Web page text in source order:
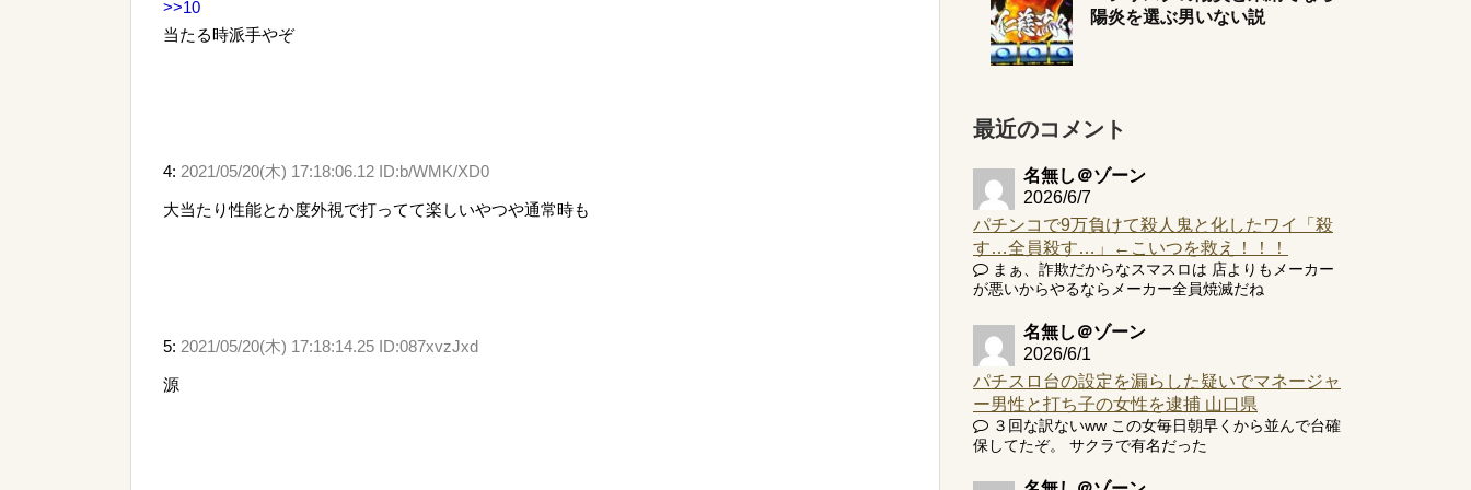
>>10
当たる時派手やぞ
4: 2021/05/20(木) 17:18:06.12 ID:b/WMK/XD0
大当たり性能とか度外視で打ってて楽しいやつや通常時も
5: 2021/05/20(木) 17:18:14.25 ID:087xvzJxd
源
陽炎を選ぶ男いない説
最近のコメント
名無し＠ゾーン
2026/6/7
パチンコで9万負けて殺人鬼と化したワイ「殺
す…全員殺す…」←こいつを救え！！！
まぁ、詐欺だからなスマスロは 店よりもメーカー
が悪いからやるならメーカー全員焼滅だね
名無し＠ゾーン
2026/6/1
パチスロ台の設定を漏らした疑いでマネージャ
ー男性と打ち子の女性を逮捕 山口県
３回な訳ないww この女毎日朝早くから並んで台確
保してたぞ。 サクラで有名だった